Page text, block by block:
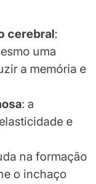
cerebral:
uma
a memória e
: a
e
na formação
o inchaço